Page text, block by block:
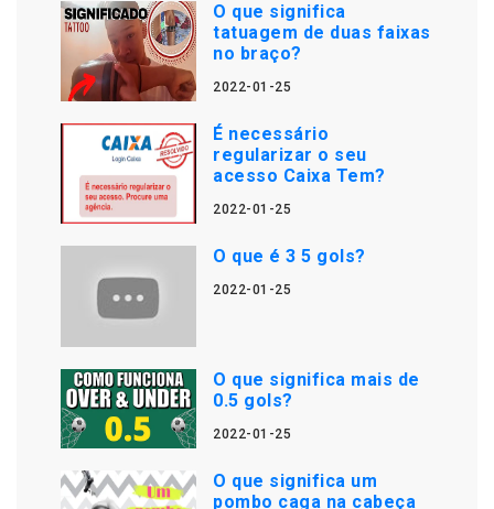
O que significa
tatuagem de duas faixas
no braço?
2022-01-25
É necessário
regularizar o seu
acesso Caixa Tem?
2022-01-25
O que é 3 5 gols?
2022-01-25
O que significa mais de
0.5 gols?
2022-01-25
O que significa um
pombo caga na cabeça